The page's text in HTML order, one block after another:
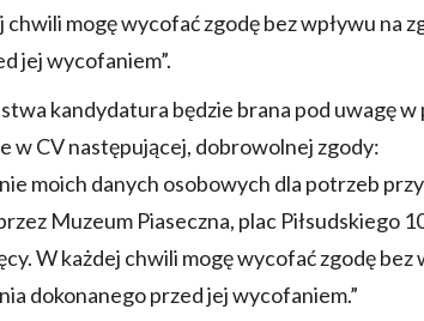
mogę wycofać zgodę bez wpływu na
jej wycofaniem”.
kandydatura będzie brana pod uwagę w
w CV następującej, dobrowolnej zgody:
moich danych osobowych dla potrzeb
Muzeum Piaseczna, plac Piłsudskiego
W każdej chwili mogę wycofać zgodę bez
dokonanego przed jej wycofaniem.”